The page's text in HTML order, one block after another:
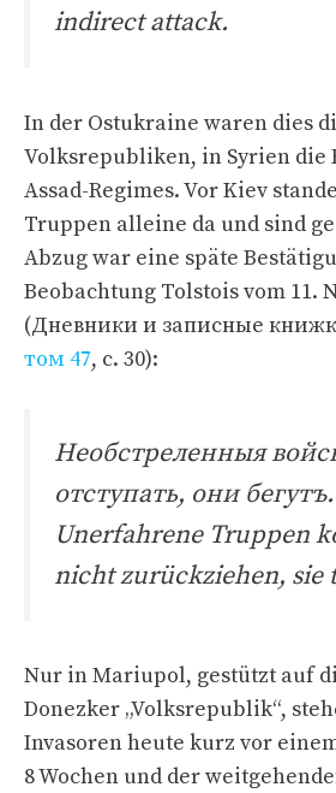
indirect attack.
In der Ostukraine waren dies
Volksrepubliken, in Syrien die
Assad-Regimes. Vor Kiev
Truppen alleine da und sind
Abzug war eine späte
Beobachtung Tolstois vom 11.
(Дневники и записные
том 47, с. 30):
Необстреленныя
отступать, они бегутъ.
Unerfahrene Truppen
nicht zurückziehen, sie
Nur in Mariupol, gestützt auf
Donezker „Volksrepublik“,
Invasoren heute kurz vor
8 Wochen und der